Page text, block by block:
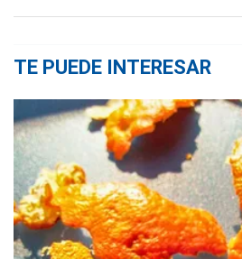
TE PUEDE INTERESAR